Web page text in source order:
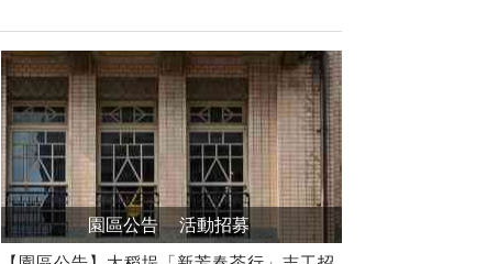
園區公告 活動招募